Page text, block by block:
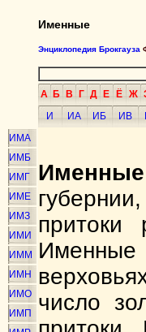
Именные
Энциклопедия Брокгауза
А Б В Г Д Е Ё Ж
И
ИА ИБ ИВ
ИМА
ИМБ
ИМГ
ИМЕ
ИМЗ
ИМИ
ИММ
ИМН
ИМО
ИМП
Именные
число